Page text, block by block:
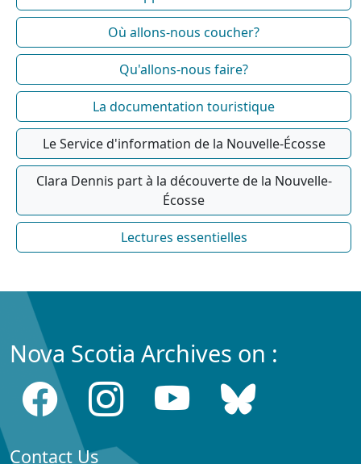
Où allons-nous coucher?
Qu'allons-nous faire?
La documentation touristique
Le Service d'information de la Nouvelle-Écosse
Clara Dennis part à la découverte de la Nouvelle-
Écosse
Lectures essentielles
Nova Scotia Archives on :
Contact Us